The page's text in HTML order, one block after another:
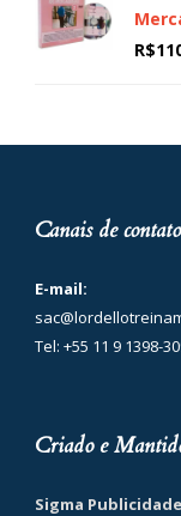
R$
Canais de
E-mail:
Tel: +55 11 9 1398-
Criado e
Sigma Publicidade